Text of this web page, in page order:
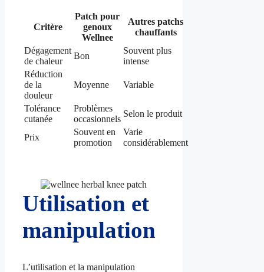
Critère
Patch pour
genoux
Wellnee
Autres patchs
chauffants
Dégagement
de chaleur
Bon
Souvent plus
intense
Réduction
de la
douleur
Moyenne Variable
Tolérance
cutanée
Problèmes
occasionnels
Selon le produit
Prix
Souvent en
promotion
Varie
considérablement
Utilisation et
manipulation
L’utilisation et la manipulation